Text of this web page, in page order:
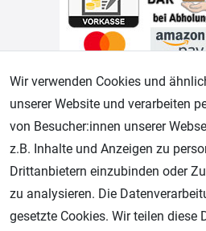
Geprüfter
Wir verwenden Cookies und
unserer Website und verarbeiten
von Besucher:innen unserer
z.B. Inhalte und Anzeigen zu
Drittanbietern einzubinden oder
zu analysieren. Die
gesetzte Cookies. Wir teilen diese